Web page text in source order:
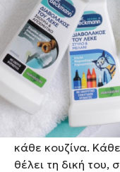
Όποιος έχει
επαγγελματική
Σάλτσες που
κατσαρόλα,
πιο κρίσιμη
λιώσει πάνω σε
Εκεί είναι που ο
Beckmann
κάθε κουζίνα.
θέλει τη δική του,